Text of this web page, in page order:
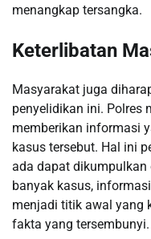
menangkap tersangka.
Keterlibatan
Masyarakat juga
penyelidikan ini. Polres
memberikan informasi
kasus tersebut. Hal ini
ada dapat
banyak kasus,
menjadi titik awal yang
fakta yang tersembunyi.